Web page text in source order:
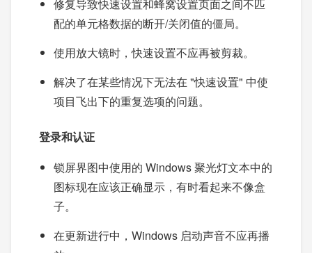
修复导致快速设置和蜂窝设置页面之间不匹
配的单元格数据的断开/关闭值的僵局。
使用放大镜时，快速设置不应再被剪裁。
解决了在某些情况下无法在 "快速设置" 中使
项目飞出下的重复选项的问题。
登录和认证
锁屏界图中使用的 Windows 聚光灯文本中的
图标现在应该正确显示，有时看起来不像盒
子。
在更新进行中，Windows 启动声音不应再播